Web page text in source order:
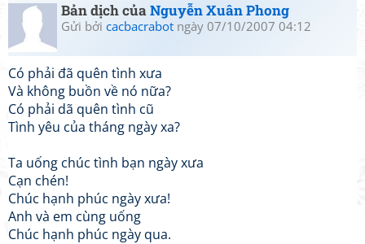
Bản dịch củaNguyễn Xuân Phong
Gửi bởi cacbacrabot ngày 07/10/2007 04:12
Có phải đã quên tình xưa
Và không buồn về nó nữa?
Có phải dã quên tình cũ
Tình yêu của tháng ngày xa?
Ta uống chúc tình bạn ngày xưa
Cạn chén!
Chúc hạnh phúc ngày xưa!
Anh và em cùng uống
Chúc hạnh phúc ngày qua.